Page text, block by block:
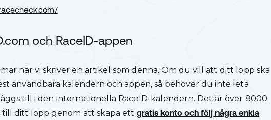
och RaceID-appen
när vi skriver en artikel som denna. Om du vill att ditt lopp ska
användbara kalendern och appen, så behöver du inte leta
till i den internationella RaceID-kalendern. Det är över 8000
till ditt lopp genom att skapa ett gratis konto och följ några enkla